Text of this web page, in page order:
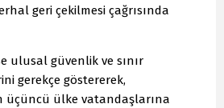
geri çekilmesi çağrısında
ulusal güvenlik ve sınır
gerekçe göstererek,
üçüncü ülke vatandaşlarına